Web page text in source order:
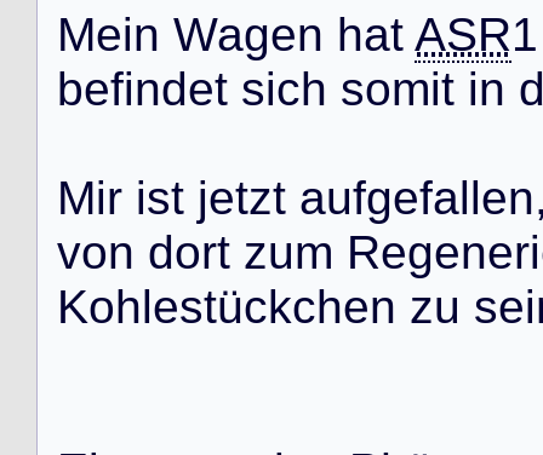
Mein Wagen hat ASR1
befindet sich somit in
Mir ist jetzt aufgefallen
von dort zum Regeneri
Kohlestückchen zu sei